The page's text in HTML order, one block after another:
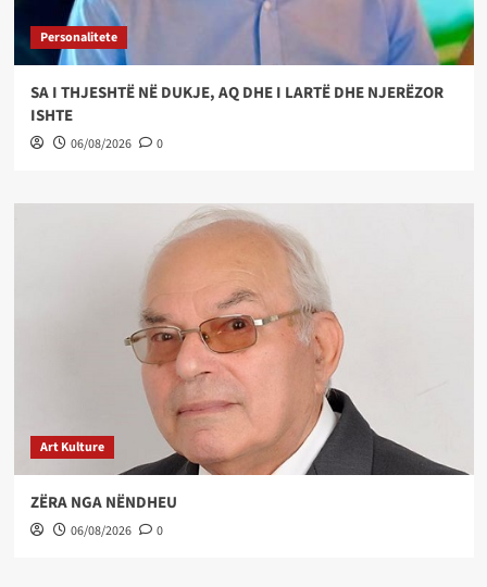
Personalitete
SA I THJESHTË NË DUKJE, AQ DHE I LARTË DHE NJERËZOR
ISHTE
06/08/2026 0
Art Kulture
ZËRA NGA NËNDHEU
06/08/2026 0